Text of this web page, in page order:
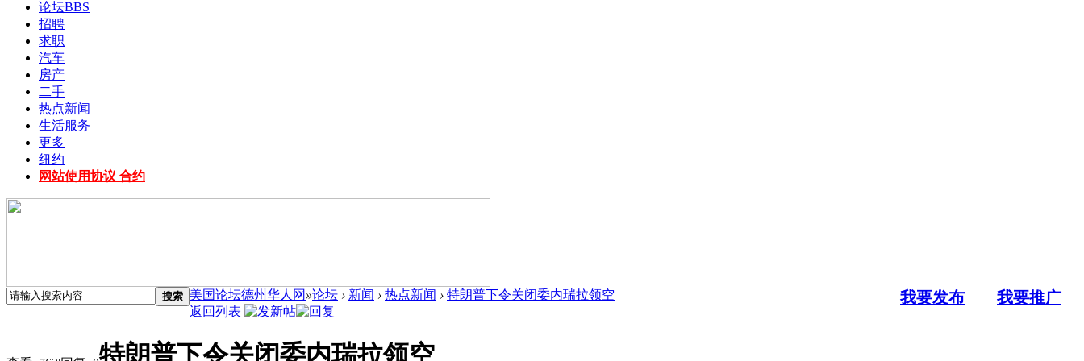
论坛BBS
招聘
求职
汽车
房产
二手
热点新闻
生活服务
更多
纽约
网站使用协议 合约
搜索 我要发布 我要推广
美国论坛德州华人网 »论坛 › 新闻 › 热点新闻 › 特朗普下令关闭委内瑞拉领空
返回列表
特朗普下令关闭委内瑞拉领空